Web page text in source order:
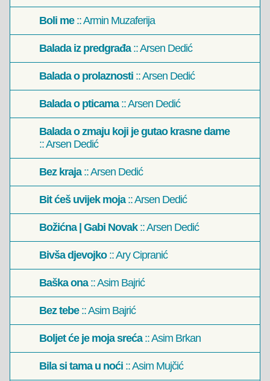
Boli me:: Armin Muzaferija
Balada iz predgrađa:: Arsen Dedić
Balada o prolaznosti :: Arsen Dedić
Balada o pticama:: Arsen Dedić
Balada o zmaju koji je gutao krasne dame
:: Arsen Dedić
Bez kraja:: Arsen Dedić
Bit ćeš uvijek moja:: Arsen Dedić
Božićna | Gabi Novak:: Arsen Dedić
Bivša djevojko:: Ary Cipranić
Baška ona:: Asim Bajrić
Bez tebe:: Asim Bajrić
Boljet će je moja sreća:: Asim Brkan
Bila si tama u noći :: Asim Mujčić